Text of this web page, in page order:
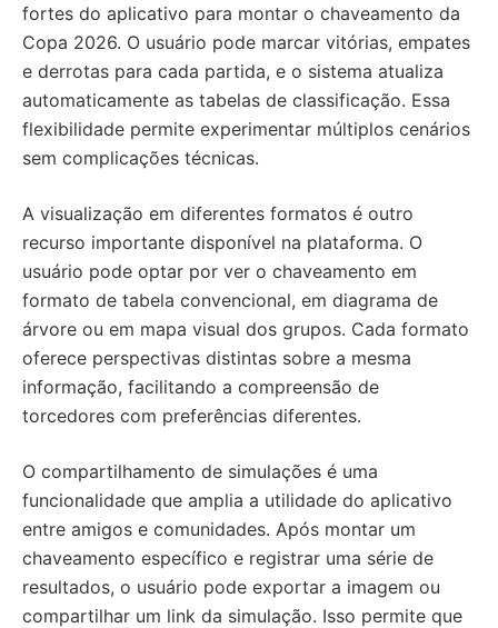
fortes do aplicativo para montar o chaveamento da
Copa 2026. O usuário pode marcar vitórias, empates
e derrotas para cada partida, e o sistema atualiza
automaticamente as tabelas de classificação. Essa
flexibilidade permite experimentar múltiplos cenários
sem complicações técnicas.
A visualização em diferentes formatos é outro
recurso importante disponível na plataforma. O
usuário pode optar por ver o chaveamento em
formato de tabela convencional, em diagrama de
árvore ou em mapa visual dos grupos. Cada formato
oferece perspectivas distintas sobre a mesma
informação, facilitando a compreensão de
torcedores com preferências diferentes.
O compartilhamento de simulações é uma
funcionalidade que amplia a utilidade do aplicativo
entre amigos e comunidades. Após montar um
chaveamento específico e registrar uma série de
resultados, o usuário pode exportar a imagem ou
compartilhar um link da simulação. Isso permite que